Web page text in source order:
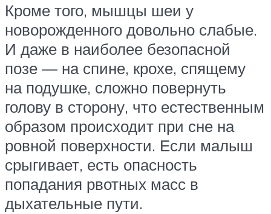
Кроме того, мышцы шеи у
новорожденного довольно слабые.
И даже в наиболее безопасной
позе — на спине, крохе, спящему
на подушке, сложно повернуть
голову в сторону, что естественным
образом происходит при сне на
ровной поверхности. Если малыш
срыгивает, есть опасность
попадания рвотных масс в
дыхательные пути.